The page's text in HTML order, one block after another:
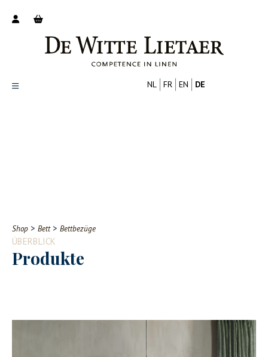
Contact
NL FR EN DE
Shop > Bett> Bettbezüge
ÜBERBLICK
Produkte